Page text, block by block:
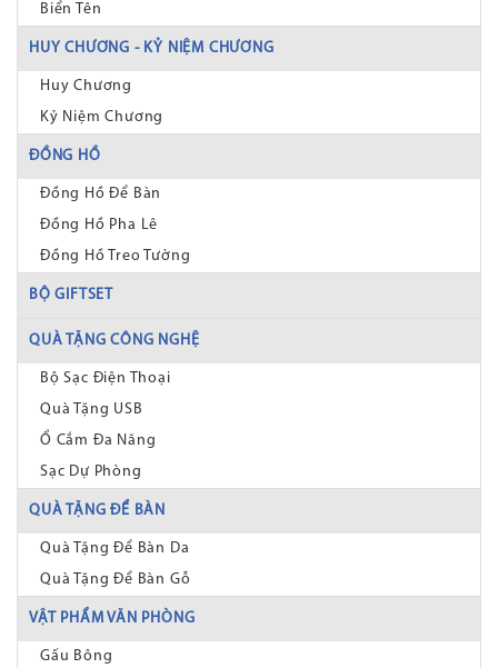
Biển Tên
HUY CHƯƠNG - KỶ NIỆM CHƯƠNG
Huy Chương
Kỷ Niệm Chương
ĐỒNG HỒ
Đồng Hồ Để Bàn
Đồng Hồ Pha Lê
Đồng Hồ Treo Tường
BỘ GIFTSET
QUÀ TẶNG CÔNG NGHỆ
Bộ Sạc Điện Thoại
Quà Tặng USB
Ổ Cắm Đa Năng
Sạc Dự Phòng
QUÀ TẶNG ĐỂ BÀN
Quà Tặng Để Bàn Da
Quà Tặng Để Bàn Gỗ
VẬT PHẨM VĂN PHÒNG
Gấu Bông